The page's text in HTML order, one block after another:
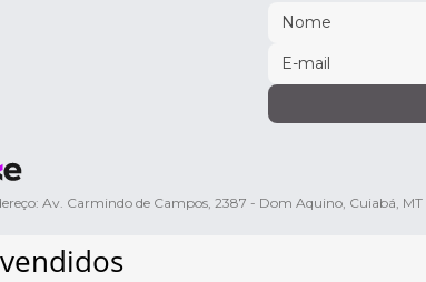
Av. Carmindo de Campos, 2387 - Dom Aquino, Cuiabá, MT